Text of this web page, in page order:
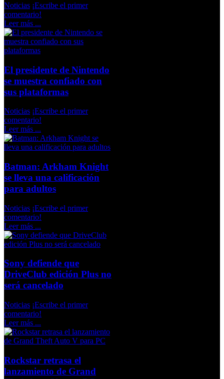
Noticias ¡Escribe el primer
comentario!
Leer más ...
El presidente de Nintendo
se muestra confiado con
sus plataformas
Noticias ¡Escribe el primer
comentario!
Leer más ...
Batman: Arkham Knight
se lleva una calificación
para adultos
Noticias ¡Escribe el primer
comentario!
Leer más ...
Sony defiende que
DriveClub edición Plus no
será cancelado
Noticias ¡Escribe el primer
comentario!
Leer más ...
Rockstar retrasa el
lanzamiento de Grand